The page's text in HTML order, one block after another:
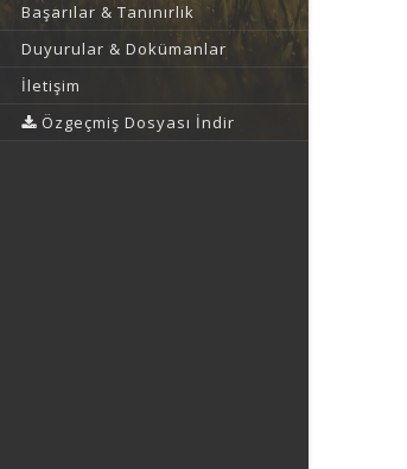
Başarılar & Tanınırlık
Duyurular & Dokümanlar
İletişim
Özgeçmiş Dosyası İndir